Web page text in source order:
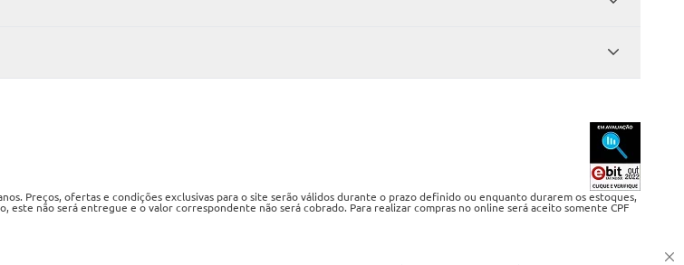
Preços, ofertas e condições exclusivas para o site serão válidos durante o prazo definido ou enquanto durarem os estoques,
não será entregue e o valor correspondente não será cobrado. Para realizar compras no online será aceito somente CPF